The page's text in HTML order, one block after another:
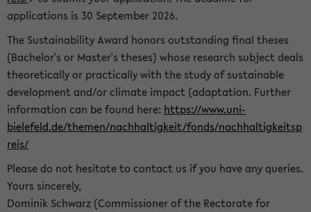
applications is 30 September 2026.
The Sustainability Award honors outstanding final theses
(Bachelor's or Master's theses) whose research subject deals
theoretically or practically with the study of sustainable
development and/or climate impact (adaptation. Further
information can be found here: https://www.uni-
bielefeld.de/themen/nachhaltigkeit/fonds/nachhaltigkeitsp
reis/
Please do not hesitate to contact us if you have any queries.
Yours sincerely,
Dominik Schwarz (Commissioner of the Rectorate for